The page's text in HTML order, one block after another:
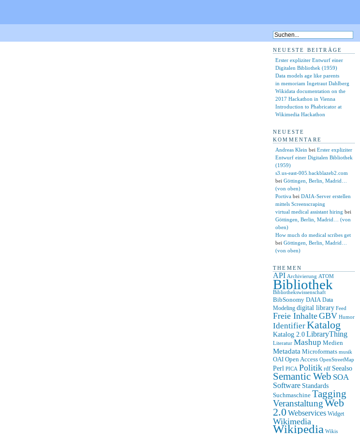
NEUESTE BEITRÄGE
Erster expliziter Entwurf einer
Digitalen Bibliothek (1959)
Data models age like parents
in memoriam Ingetraut Dahlberg
Wikidata documentation on the
2017 Hackathon in Vienna
Introduction to Phabricator at
Wikimedia Hackathon
NEUESTE
KOMMENTARE
Andreas Klein bei Erster expliziter
Entwurf einer Digitalen Bibliothek
(1959)
s3.us-east-005.backblazeb2.com
bei Göttingen, Berlin, Madrid…
(von oben)
Portiva bei DAIA-Server erstellen
mittels Screenscraping
virtual medical assistant hiring bei
Göttingen, Berlin, Madrid… (von
oben)
How much do medical scribes get
bei Göttingen, Berlin, Madrid…
(von oben)
THEMEN
API Archivierung ATOM
Bibliothek
Bibliothekswissenschaft
BibSonomy DAIA Data
Modeling digital library Feed
Freie InhalteGBV Humor
IdentifierKatalog
Katalog 2.0 LibraryThing
Literatur Mashup Medien
Metadata Microformats musik
OAI Open Access OpenStreetMap
Perl PICA Politik rdf Seealso
Semantic Web SOA
Software Standards
Suchmaschine Tagging
VeranstaltungWeb
2.0Webservices Widget
Wikimedia
Wikipedia Wikis